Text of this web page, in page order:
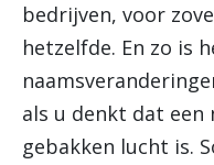
bedrijven, voor
hetzelfde. En zo is
als u denkt dat een
gebakken lucht is.